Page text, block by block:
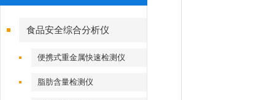
食品安全综合分析仪
便携式重金属快速检测仪
脂肪含量检测仪